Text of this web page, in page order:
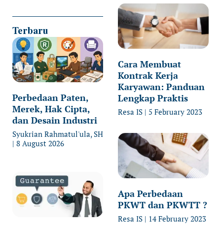
Terbaru
Perbedaan Paten,
Merek, Hak Cipta,
dan Desain Industri
Syukrian Rahmatul'ula, SH
8 August 2026
Cara Membuat
Kontrak Kerja
Karyawan: Panduan
Lengkap Praktis
Resa IS 5 February 2023
Apa Perbedaan
PKWT dan PKWTT ?
Resa IS 14 February 2023